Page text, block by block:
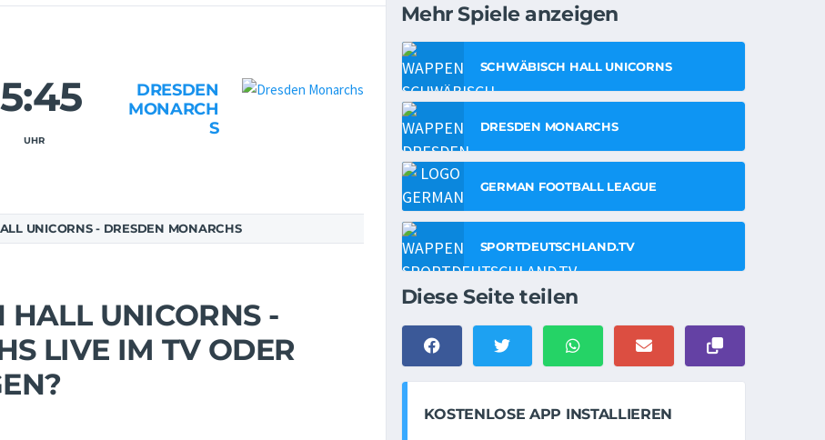
UHR
DRESDEN
MONARCH
S
UNICORNS - DRESDEN MONARCHS
UNICORNS -
LIVE IM TV ODER
Mehr Spiele anzeigen
SCHWÄBISCH HALL UNICORNS
DRESDEN MONARCHS
GERMAN FOOTBALL LEAGUE
SPORTDEUTSCHLAND.TV
Diese Seite teilen
KOSTENLOSE APP INSTALLIEREN